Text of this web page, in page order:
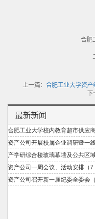
合肥工业大学经
二O一一年
上一篇： 合肥工业大学资产
下
最新新闻